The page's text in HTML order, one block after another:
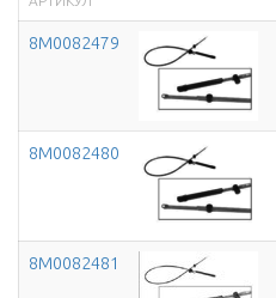
8M0082479
8M0082480
8M0082481